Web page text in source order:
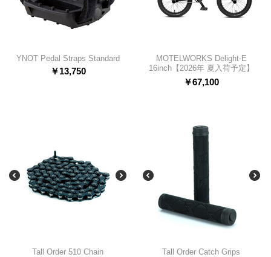
YNOT Pedal Straps Standard
￥13,750
MOTELWORKS Delight-E
16inch【2026年 夏入荷予定】
￥67,100
Tall Order 510 Chain Tall Order Catch Grips